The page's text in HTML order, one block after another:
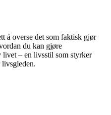
å overse det som faktisk gjør
du kan gjøre
– en livsstil som styrker
livsgleden.